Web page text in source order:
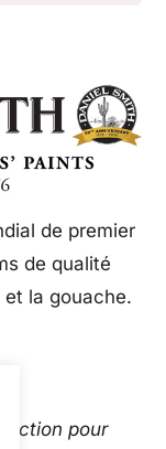
de premier
de qualité
la gouache.
pour